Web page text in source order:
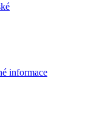
informace